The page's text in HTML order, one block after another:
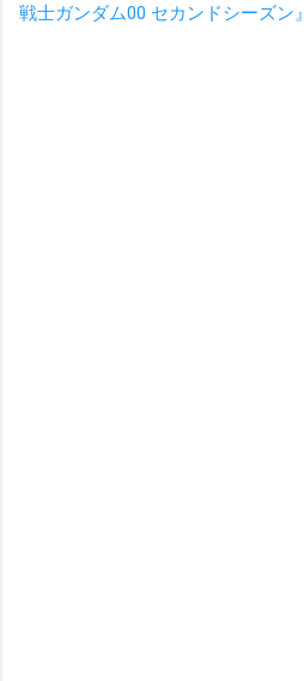
戦士ガンダム00 セカンドシーズン